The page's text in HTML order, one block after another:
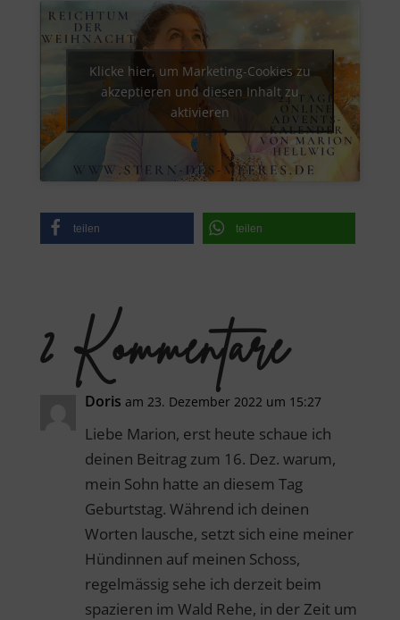
Klicke hier, um Marketing-Cookies zu
akzeptieren und diesen Inhalt zu
aktivieren
teilen teilen
2 Kommentare
Doris am 23. Dezember 2022 um 15:27
Liebe Marion, erst heute schaue ich
deinen Beitrag zum 16. Dez. warum,
mein Sohn hatte an diesem Tag
Geburtstag. Während ich deinen
Worten lausche, setzt sich eine meiner
Hündinnen auf meinen Schoss,
regelmässig sehe ich derzeit beim
spazieren im Wald Rehe, in der Zeit um